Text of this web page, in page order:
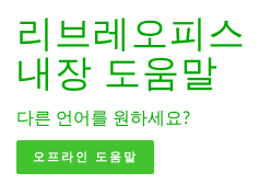
리브레오피스
내장 도움말
다른 언어를 원하세요?
오프라인 도움말